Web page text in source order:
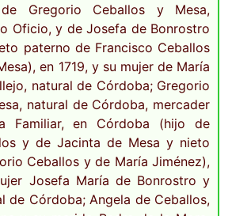
Gregorio Ceballos y Mesa,
Oficio, y de Josefa de Bonrostro
paterno de Francisco Ceballos
en 1719, y su mujer de María
natural de Córdoba; Gregorio
natural de Córdoba, mercader
Familiar, en Córdoba (hijo de
y de Jacinta de Mesa y nieto
Ceballos y de María Jiménez),
Josefa María de Bonrostro y
de Córdoba; Angela de Ceballos,